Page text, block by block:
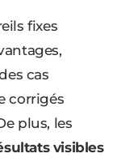
fixes
cas
corrigés
plus, les
visibles